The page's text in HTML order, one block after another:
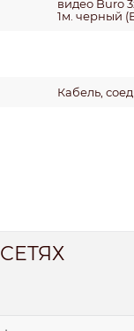
видео Buro
1м. черный
Кабель,